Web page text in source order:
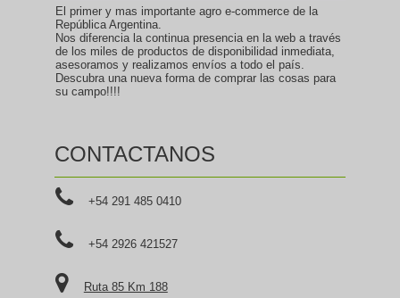
El primer y mas importante agro e-commerce de la
República Argentina.
Nos diferencia la continua presencia en la web a través
de los miles de productos de disponibilidad inmediata,
asesoramos y realizamos envíos a todo el país.
Descubra una nueva forma de comprar las cosas para
su campo!!!!
CONTACTANOS
+54 291 485 0410
+54 2926 421527
Ruta 85 Km 188